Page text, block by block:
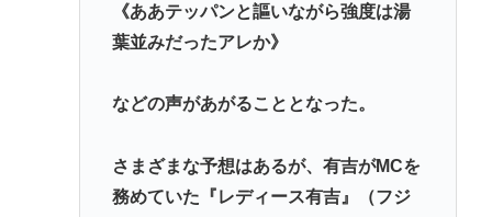
《ああテッパンと謳いながら強度は湯
葉並みだったアレか》
などの声があがることとなった。
さまざまな予想はあるが、有吉がMCを
務めていた『レディース有吉』（フジ